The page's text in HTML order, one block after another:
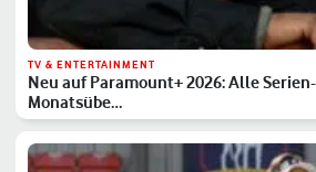
TV & ENTERTAINMENT
Neu auf Paramount+ 2026: Alle
Monatsübe…